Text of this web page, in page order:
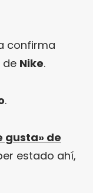
confirma
de Nike.
.
gusta» de
estado ahí,